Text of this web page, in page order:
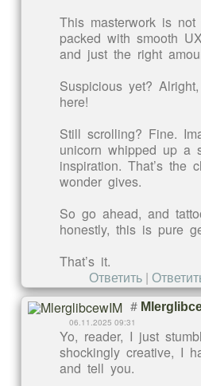
This masterwork is not
packed with smooth
and just the right
Suspicious yet?
here!
Still scrolling? Fine.
unicorn whipped up a
inspiration. That’s the
wonder gives.
So go ahead, and
honestly, this is pure
That’s it.
Ответить |
#
06.11.2025 09:31
Yo, reader, I just
shockingly creative, I
and tell you.